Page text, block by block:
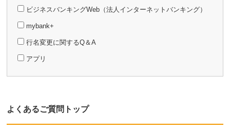
ビジネスバンキングWeb（法人インターネットバンキング）
mybank+
行名変更に関するQ＆A
アプリ
よくあるご質問トップ